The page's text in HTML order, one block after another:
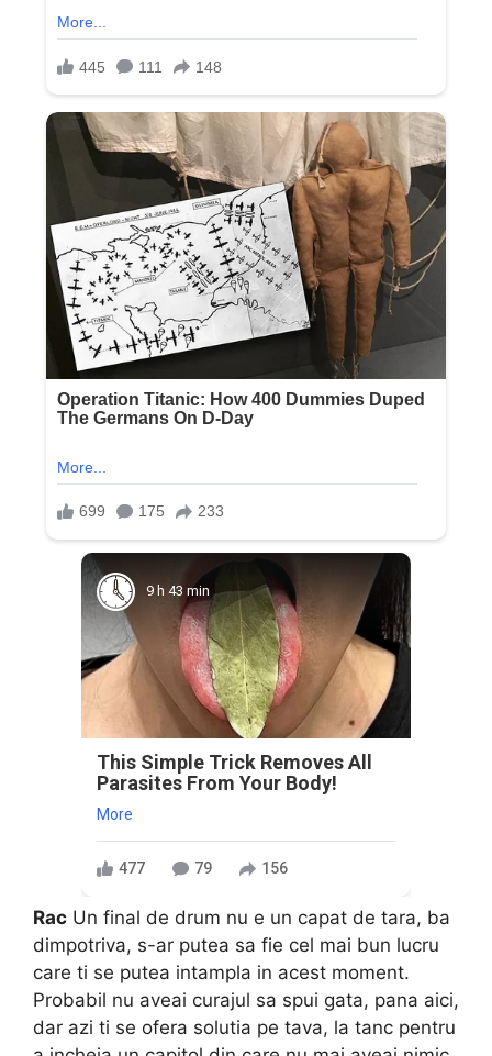
9 h 43 min
This Simple Trick Removes All
Parasites From Your Body!
More
477 79 156
Rac Un final de drum nu e un capat de tara, ba
dimpotriva, s-ar putea sa fie cel mai bun lucru
care ti se putea intampla in acest moment.
Probabil nu aveai curajul sa spui gata, pana aici,
dar azi ti se ofera solutia pe tava, la tanc pentru